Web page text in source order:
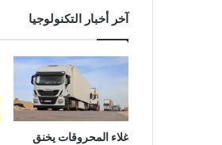
آخر أخبار التكنولوجيا
غلاء المحروقات يخنق